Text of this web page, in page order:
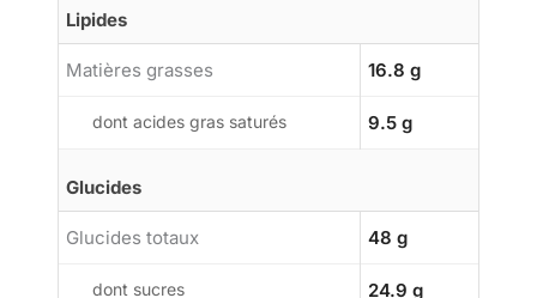
Lipides
Matières grasses 16.8 g
dont acides gras saturés 9.5 g
Glucides
Glucides totaux 48 g
dont sucres 24.9 g